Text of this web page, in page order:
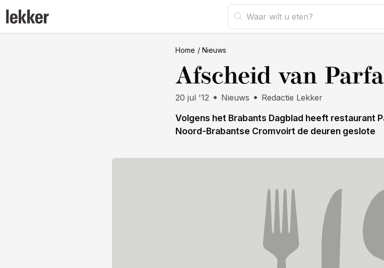
Home Nieuws
Afscheid van
20 jul '12 Nieuws Redactie Lekker
Volgens het Brabants Dagblad heeft restaurant
Noord-Brabantse Cromvoirt de deuren geslote